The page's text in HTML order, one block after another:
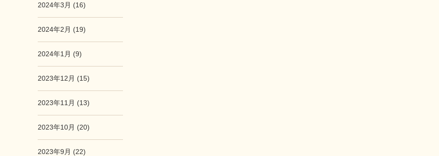
2024年3月 (16)
2024年2月 (19)
2024年1月 (9)
2023年12月 (15)
2023年11月 (13)
2023年10月 (20)
2023年9月 (22)